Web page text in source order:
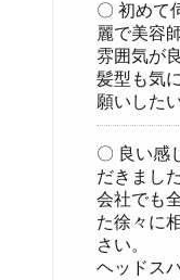
〇 初めて
麗で美容
雰囲気が
髪型も気
願いした
〇 良い感
だきまし
会社でも
た徐々に
さい。
ヘッドス